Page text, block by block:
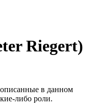
Riegert)
в данном
либо роли.